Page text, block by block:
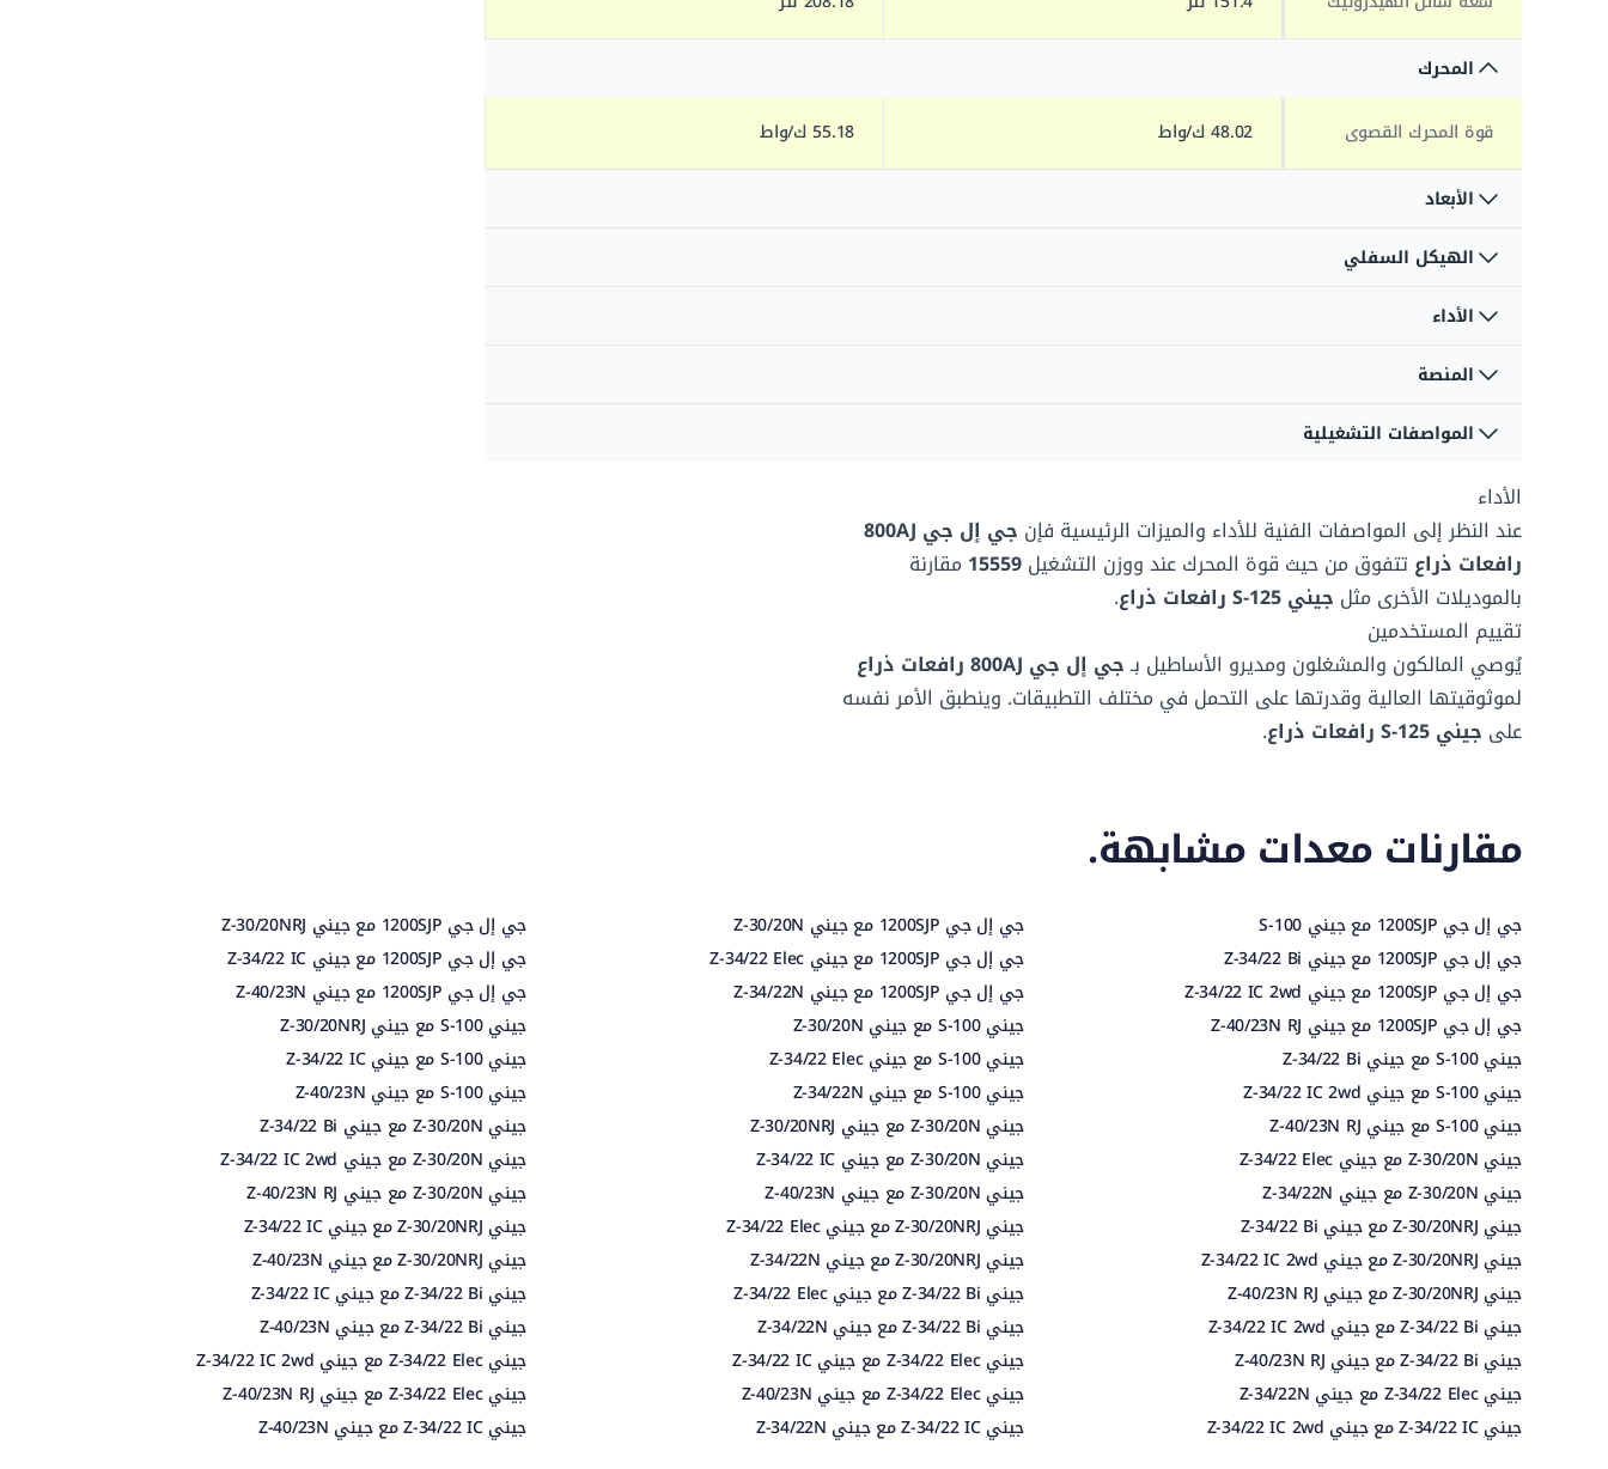
المحرك
قوة المحرك القصوى
48.02 ك/واط 55.18 ك/واط
الأبعاد
الارتفاع عن الأرض
طول المعدة منخفضة
الهيكل السفلي
ضغط الأرض
الأداء
سعة المنصة - غير مقيد
سرعة القيادة - المنصة
المنصة
بعد المنصة أ
بعد المنصة ب 2.44 م
المواصفات التشغيلية
التأرجح
نوع التأرجح مستمر
نوع الاطارات
الأداء
عند النظر إلى المواصفات الفنية للأداء والميزات الرئيسية فإن
جي إل جي 800AJ
رافعات ذراعتتفوق من حيث قوة المحرك عندووزن التشغيل15559 مقارنة
بالموديلات الأخرى مثل جيني S-125 رافعات ذراع
.
تقييم المستخدمين
يُوصي المالكون والمشغلون ومديرو الأساطيل بـجي إل جي 800AJ رافعات ذراع
لموثوقيتها العالية وقدرتها على التحمل في مختلف التطبيقات. وينطبق الأمر نفسه
على جيني S-125 رافعات ذراع .
مقارنات معدات مشابهة.
جي إل جي 1200SJP مع جيني S-100 جي إل جي 1200SJP مع جيني Z-30/20N
جي إل جي 1200SJP مع جيني Z-30/20NRJ
جي إل جي 1200SJP مع جيني Z-34/22 Bi
جي إل جي 1200SJP مع جيني Z-34/22 Elec
جي إل جي 1200SJP مع جيني Z-34/22 IC
جي إل جي 1200SJP مع جيني Z-34/22 IC 2wd
جي إل جي 1200SJP مع جيني Z-34/22N
جي إل جي 1200SJP مع جيني Z-40/23N
جي إل جي 1200SJP مع جيني Z-40/23N RJ
جيني S-100 مع جيني Z-30/20N
جيني S-100 مع جيني Z-30/20NRJ
جيني S-100 مع جيني Z-34/22 Bi
جيني S-100 مع جيني Z-34/22 Elec
جيني S-100 مع جيني Z-34/22 IC
جيني S-100 مع جيني Z-34/22 IC 2wd
جيني S-100 مع جيني Z-34/22N
جيني S-100 مع جيني Z-40/23N
جيني S-100 مع جيني Z-40/23N RJ
جيني Z-30/20N مع جيني Z-30/20NRJ
جيني Z-30/20N مع جيني Z-34/22 Bi
جيني Z-30/20N مع جيني Z-34/22 Elec
جيني Z-30/20N مع جيني Z-34/22 IC
جيني Z-30/20N مع جيني Z-34/22 IC 2wd
جيني Z-30/20N مع جيني Z-34/22N
جيني Z-30/20N مع جيني Z-40/23N
جيني Z-30/20N مع جيني Z-40/23N RJ
جيني Z-30/20NRJ مع جيني Z-34/22 Bi
جيني Z-30/20NRJ مع جيني Z-34/22 Elec
جيني Z-30/20NRJ مع جيني Z-34/22 IC
جيني Z-30/20NRJ مع جيني Z-34/22 IC 2wd
جيني Z-30/20NRJ مع جيني Z-34/22N
جيني Z-30/20NRJ مع جيني Z-40/23N
جيني Z-30/20NRJ مع جيني Z-40/23N RJ
جيني Z-34/22 Bi مع جيني Z-34/22 Elec
جيني Z-34/22 Bi مع جيني Z-34/22 IC
جيني Z-34/22 Bi مع جيني Z-34/22 IC 2wd
جيني Z-34/22 Bi مع جيني Z-34/22N
جيني Z-34/22 Bi مع جيني Z-40/23N
جيني Z-34/22 Bi مع جيني Z-40/23N RJ
جيني Z-34/22 Elec مع جيني Z-34/22 IC
جيني Z-34/22 Elec مع جيني Z-34/22 IC 2wd
جيني Z-34/22 Elec مع جيني Z-34/22N
جيني Z-34/22 Elec مع جيني Z-40/23N
جيني Z-34/22 Elec مع جيني Z-40/23N RJ
جيني Z-34/22 IC مع جيني Z-34/22 IC 2wd
جيني Z-34/22 IC مع جيني Z-34/22N جيني Z-34/22 IC مع جيني Z-40/23N